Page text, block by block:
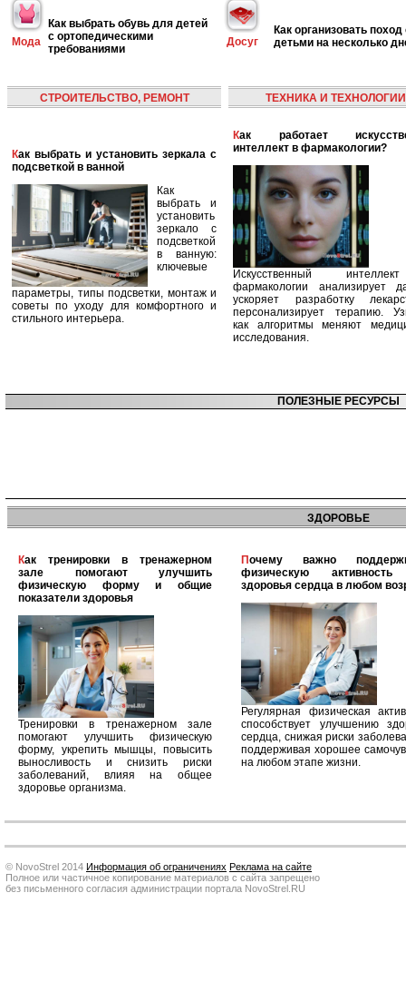
Мода
Как выбрать обувь для детей
с ортопедическими
требованиями
Досуг
Как организовать поход
детьми на несколько
СТРОИТЕЛЬСТВО, РЕМОНТ
Как выбрать и установить зеркала с
подсветкой в ванной
Как
выбрать и
установить
зеркало с
подсветкой
в ванную:
ключевые
параметры, типы подсветки, монтаж и
советы по уходу для комфортного и
стильного интерьера.
ТЕХНИКА И ТЕХНОЛОГИИ
Как работает искусственный
интеллект в фармакологии?
Искусственный
фармакологии анализирует
ускоряет разработку
персонализирует терапию.
как алгоритмы меняют
исследования.
ПОЛЕЗНЫЕ РЕСУРСЫ
ЗДОРОВЬЕ
Как тренировки в тренажерном
зале помогают улучшить
физическую форму и общие
показатели здоровья
Тренировки в тренажерном зале
помогают улучшить физическую
форму, укрепить мышцы, повысить
выносливость и снизить риски
заболеваний, влияя на общее
здоровье организма.
Почему важно поддерживать
физическую
здоровья сердца в любом
Регулярная физическая
способствует улучшению
сердца, снижая риски
поддерживая хорошее
на любом этапе жизни.
© NovoStrel 2014 Информация об ограничениях Реклама на сайте
Полное или частичное копирование материалов с сайта запрещено
без письменного согласия администрации портала NovoStrel.RU